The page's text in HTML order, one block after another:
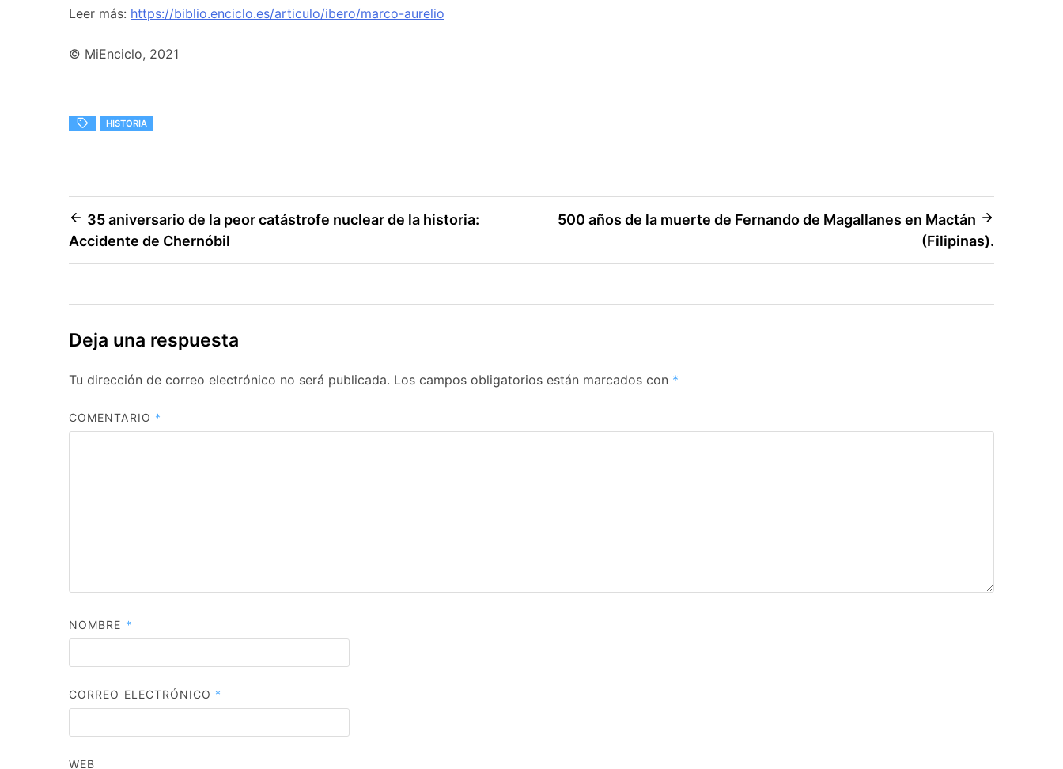
Leer más: https://biblio.enciclo.es/articulo/ibero/marco-aurelio
© MiEnciclo, 2021
HISTORIA
Navegación
de
35 aniversario de la peor catástrofe nuclear de la historia:
Accidente de Chernóbil
500 años de la muerte de Fernando de Magallanes en Mactán
(Filipinas).
Deja una respuesta
Tu dirección de correo electrónico no será publicada. Los campos obligatorios están marcados con *
COMENTARIO *
NOMBRE *
CORREO ELECTRÓNICO *
WEB